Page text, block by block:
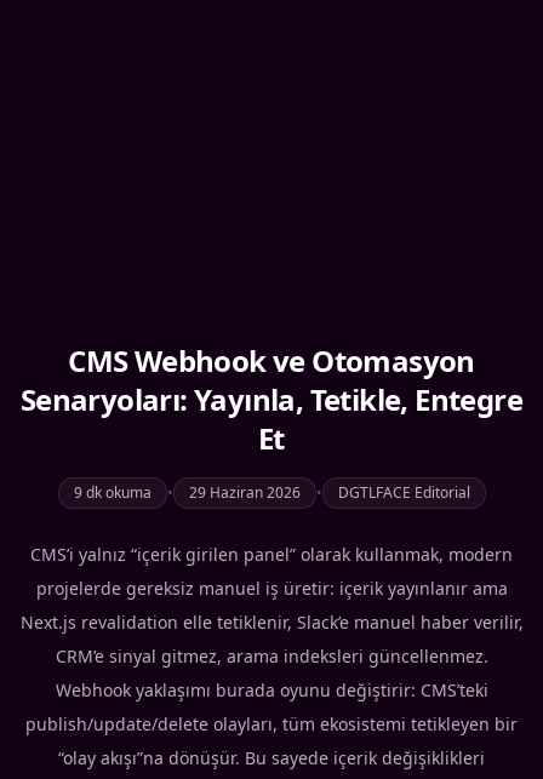
CMS Webhook ve Otomasyon
Senaryoları: Yayınla, Tetikle, Entegre
Et
9 dk okuma • 29 Haziran 2026 • DGTLFACE Editorial
CMS’i yalnız “içerik girilen panel” olarak kullanmak, modern
projelerde gereksiz manuel iş üretir: içerik yayınlanır ama
Next.js revalidation elle tetiklenir, Slack’e manuel haber verilir,
CRM’e sinyal gitmez, arama indeksleri güncellenmez.
Webhook yaklaşımı burada oyunu değiştirir: CMS’teki
publish/update/delete olayları, tüm ekosistemi tetikleyen bir
“olay akışı”na dönüşür. Bu sayede içerik değişiklikleri